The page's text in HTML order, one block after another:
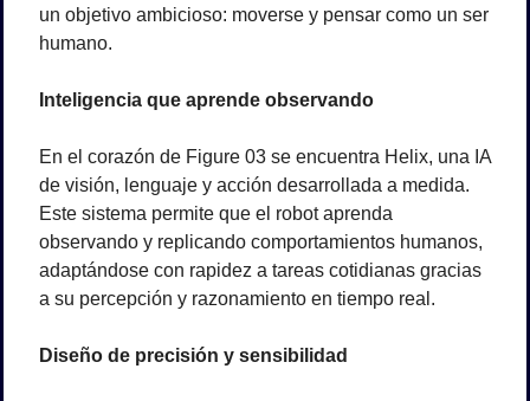
un objetivo ambicioso: moverse y pensar como un ser
humano.
Inteligencia que aprende observando
En el corazón de Figure 03 se encuentra Helix, una IA
de visión, lenguaje y acción desarrollada a medida.
Este sistema permite que el robot aprenda
observando y replicando comportamientos humanos,
adaptándose con rapidez a tareas cotidianas gracias
a su percepción y razonamiento en tiempo real.
Diseño de precisión y sensibilidad